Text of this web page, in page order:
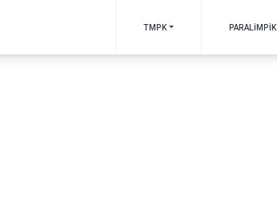
TMPK PARALİMPİK